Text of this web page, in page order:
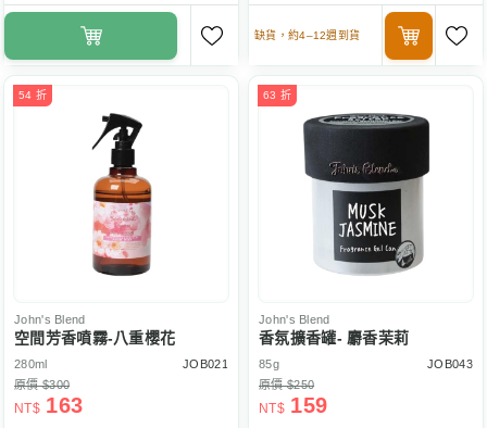
缺貨，約4–12週到貨
54 折
John's Blend
空間芳香噴霧-八重櫻花
280ml
JOB021
原價 $300
NT$ 163
63 折
John's Blend
香氛擴香罐- 麝香茉莉
85g
JOB043
原價 $250
NT$ 159